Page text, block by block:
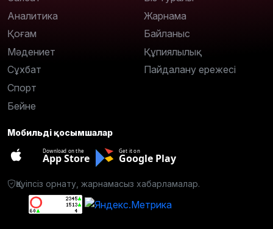
Аналитика
Қоғам
Мәдениет
Сұхбат
Спорт
Бейне
Жарнама
Байланыс
Құпиялылық
Пайдалану ережесі
Мобильді қосымшалар
Download on the
App Store
Get it on
Google Play
Қауіпсіз орнату, жарнамасыз хабарламалар.